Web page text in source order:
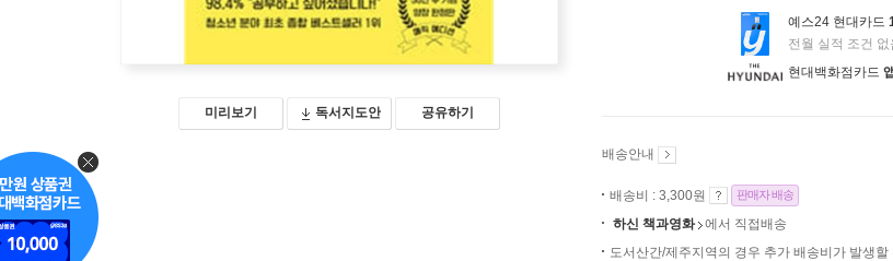
미리보기 독서지도안 공유하기
예스24 현대카드
전월 실적 조건 없
현대백화점카드
배송안내
배송비 : 3,300원 판매자 배송
하신 책과영화
에서 직접배송
도서산간/제주지역의 경우 추가 배송비가 발생할